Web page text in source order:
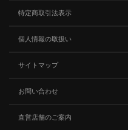
特定商取引法表示
個人情報の取扱い
サイトマップ
お問い合わせ
直営店舗のご案内